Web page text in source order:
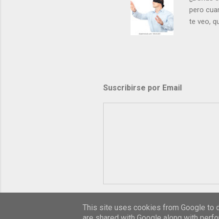
pero
te veo,
porque
perdón
Suscribirse por Email
This site uses cookies from Google to